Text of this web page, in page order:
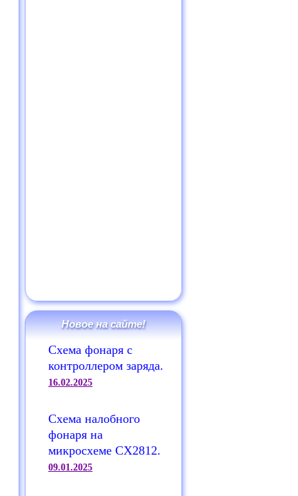
Новое на сайте!
Схема фонаря с
контроллером заряда.
16.02.2025
Схема налобного
фонаря на
микросхеме CX2812.
09.01.2025